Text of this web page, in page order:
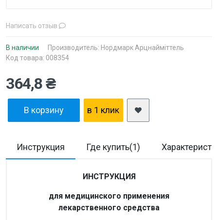
Написать отзыв
В наличии Производитель: Нордмарк Арцнайміттель
Код товара: 008354
364,8 ₴
В корзину в 1 клик
Инструкция Где купить(1)
ИНСТРУКЦИЯ
для медицинского применения
лекарственного средства